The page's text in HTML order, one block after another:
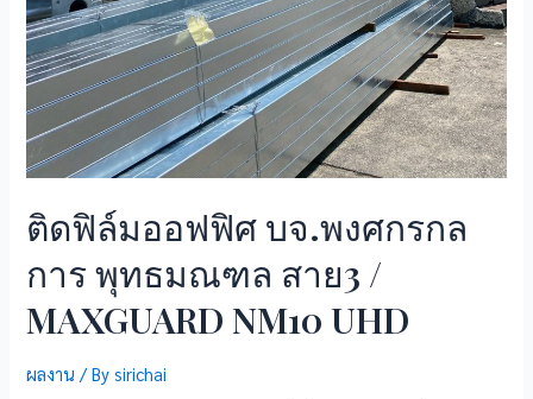
ติดฟิล์มออฟฟิศ บจ.พงศกรกล
การ พุทธมณฑล สาย3 /
MAXGUARD NM10 UHD
ผลงาน / Bysirichai